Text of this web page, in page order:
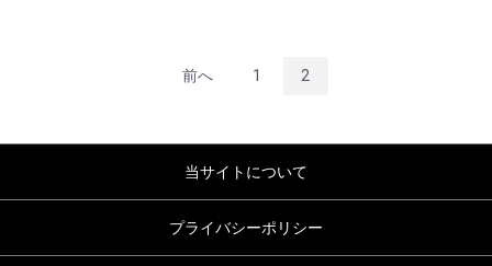
前へ 1 2
当サイトについて
プライバシーポリシー